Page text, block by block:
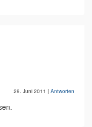
29. Juni 2011 | Antworten